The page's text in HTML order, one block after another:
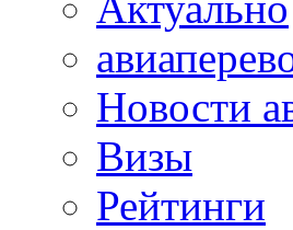
Новости
Визы
Рейтинги